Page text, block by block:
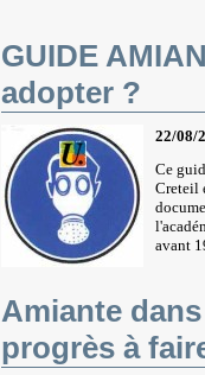
GUIDE
adopter ?
22/08/
Ce
Creteil
avant
Amiante
progrès à